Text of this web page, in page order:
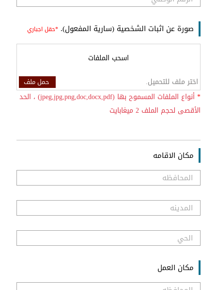
صورة عن اثبات الشخصية (سارية المفعول).
اسحب الملفات
حمل ملف
اختر ملف للتحميل.
*
أنواع الملفات المسموح بها (jpeg,jpg,png,doc,docx,pdf) ، الحد
الأقصى لحجم الملف 2 ميغابايت
مكان الاقامه
مكان العمل